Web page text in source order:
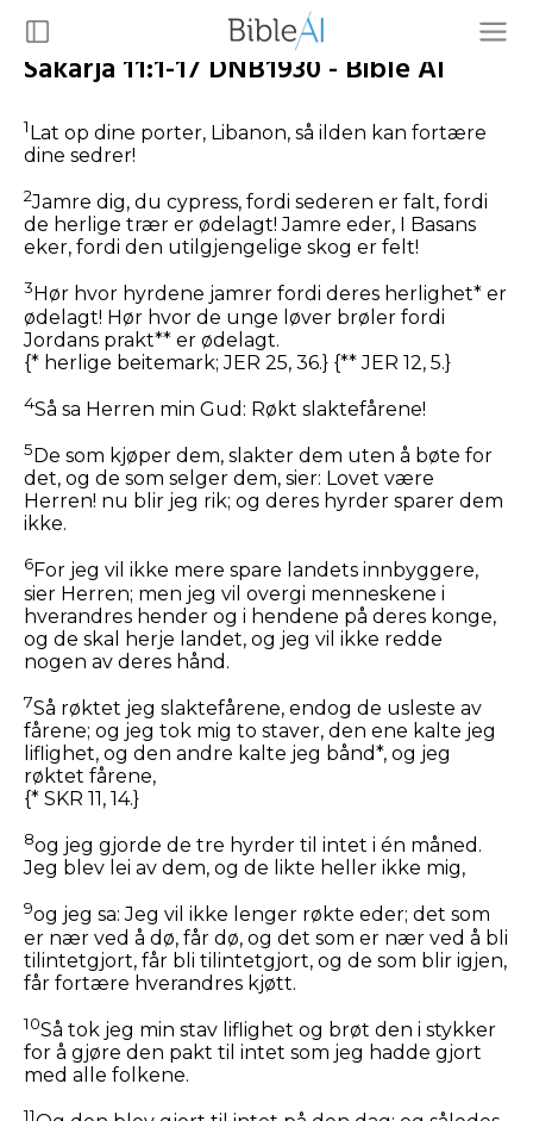
Sakarja 11:1-17 DNB1930 - Bible AI
1Lat op dine porter, Libanon, så ilden kan fortære
dine sedrer!
2Jamre dig, du cypress, fordi sederen er falt, fordi
de herlige trær er ødelagt! Jamre eder, I Basans
eker, fordi den utilgjengelige skog er felt!
3 Hør hvor hyrdene jamrer fordi deres herlighet* er
ødelagt! Hør hvor de unge løver brøler fordi
Jordans prakt** er ødelagt.
{* herlige beitemark; JER 25, 36.} {** JER 12, 5.}
4Så sa Herren min Gud: Røkt slaktefårene!
5 De som kjøper dem, slakter dem uten å bøte for
det, og de som selger dem, sier: Lovet være
Herren! nu blir jeg rik; og deres hyrder sparer dem
ikke.
6For jeg vil ikke mere spare landets innbyggere,
sier Herren; men jeg vil overgi menneskene i
hverandres hender og i hendene på deres konge,
og de skal herje landet, og jeg vil ikke redde
nogen av deres hånd.
7Så røktet jeg slaktefårene, endog de usleste av
fårene; og jeg tok mig to staver, den ene kalte jeg
liflighet, og den andre kalte jeg bånd*, og jeg
røktet fårene,
{* SKR 11, 14.}
8og jeg gjorde de tre hyrder til intet i én måned.
Jeg blev lei av dem, og de likte heller ikke mig,
9og jeg sa: Jeg vil ikke lenger røkte eder; det som
er nær ved å dø, får dø, og det som er nær ved å bli
tilintetgjort, får bli tilintetgjort, og de som blir igjen,
får fortære hverandres kjøtt.
10Så tok jeg min stav liflighet og brøt den i stykker
for å gjøre den pakt til intet som jeg hadde gjort
med alle folkene.
11